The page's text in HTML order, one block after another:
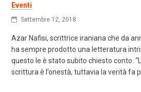
Eventi
Settembre 12, 2018
Azar Nafisi, scrittrice iraniana che da
ha sempre prodotto una letteratura
questo le è stato subito chiesto conto:
scrittura è l’onestà, tuttavia la verità fa